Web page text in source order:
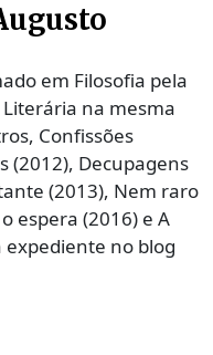
em Filosofia pela
Literária na mesma
Confissões
(2012), Decupagens
(2013), Nem raro
espera (2016) e A
expediente no blog